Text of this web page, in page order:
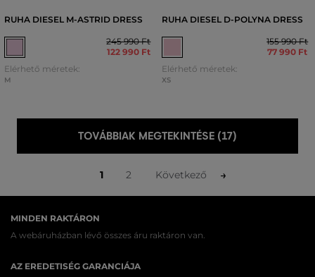
RUHA DIESEL M-ASTRID DRESS
245 990 Ft
122 990 Ft
Elérhető méretek:
M
RUHA DIESEL D-POLYNA DRESS
155 990 Ft
77 990 Ft
Elérhető méretek:
XS
TOVÁBBIAK MEGTEKINTÉSE (17)
1 2 Következő
MINDEN RAKTÁRON
A webáruházban lévő összes áru raktáron van.
AZ EREDETISÉG GARANCIÁJA